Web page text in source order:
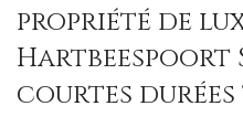
propriété de
Hartbeespoort
courtes durées